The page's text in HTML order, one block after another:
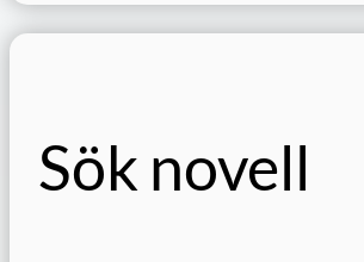
Sök novell